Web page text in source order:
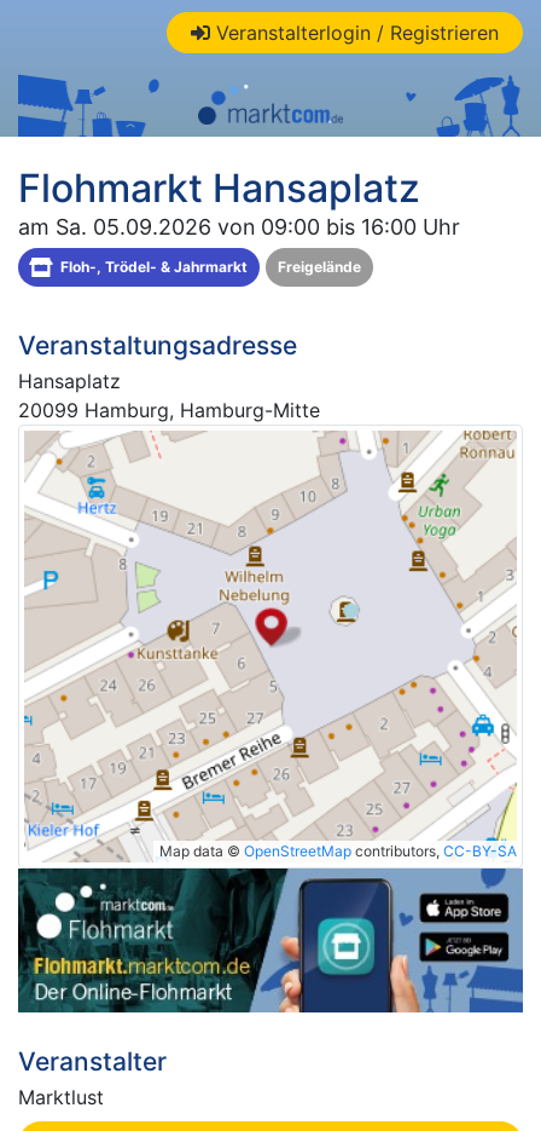
Veranstalterlogin / Registrieren
Flohmarkt Hansaplatz
am Sa. 05.09.2026 von 09:00 bis 16:00 Uhr
Floh-, Trödel- & Jahrmarkt Freigelände
Veranstaltungsadresse
Hansaplatz
20099 Hamburg, Hamburg-Mitte
Map data © OpenStreetMap contributors, CC-BY-SA
Veranstalter
Marktlust